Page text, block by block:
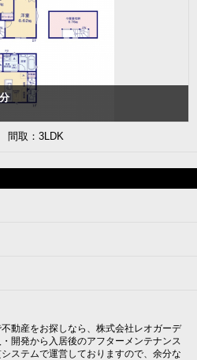
間取：3LDK
動産をお探しなら、株式会社レオガーデ
開発から入居後のアフターメンテナンス
ステムで運営しておりますので、余分な